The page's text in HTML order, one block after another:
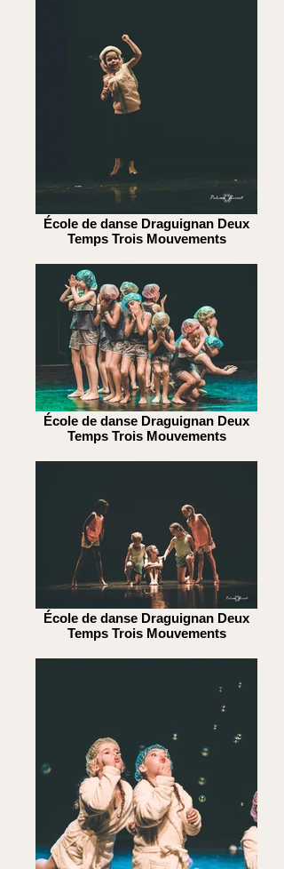
École de danse Draguignan Deux
Temps Trois Mouvements
École de danse Draguignan Deux
Temps Trois Mouvements
École de danse Draguignan Deux
Temps Trois Mouvements